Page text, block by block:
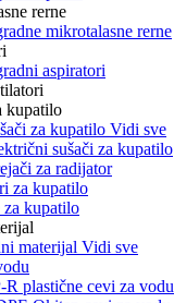
rerne
mikrotalasne rerne
aspiratori
kupatilo
za kupatilo Vidi sve
sušači za kupatilo
za radijator
za kupatilo
za kupatilo
materijal Vidi sve
R plastične cevi za vodu